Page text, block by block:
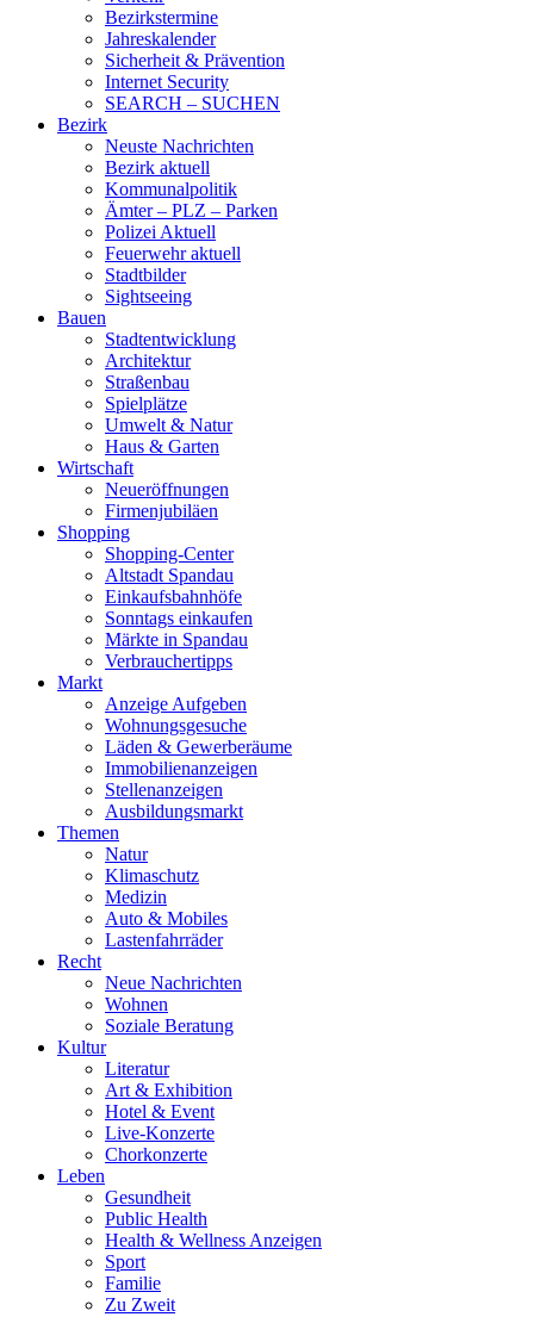
Bezirkstermine
Jahreskalender
Sicherheit & Prävention
Internet Security
SEARCH – SUCHEN
Bezirk
Neuste Nachrichten
Bezirk aktuell
Kommunalpolitik
Ämter – PLZ – Parken
Polizei Aktuell
Feuerwehr aktuell
Stadtbilder
Sightseeing
Bauen
Stadtentwicklung
Architektur
Straßenbau
Spielplätze
Umwelt & Natur
Haus & Garten
Wirtschaft
Neueröffnungen
Firmenjubiläen
Shopping
Shopping-Center
Altstadt Spandau
Einkaufsbahnhöfe
Sonntags einkaufen
Märkte in Spandau
Verbrauchertipps
Markt
Anzeige Aufgeben
Wohnungsgesuche
Läden & Gewerberäume
Immobilienanzeigen
Stellenanzeigen
Ausbildungsmarkt
Themen
Natur
Klimaschutz
Medizin
Auto & Mobiles
Lastenfahrräder
Recht
Neue Nachrichten
Wohnen
Soziale Beratung
Kultur
Literatur
Art & Exhibition
Hotel & Event
Live-Konzerte
Chorkonzerte
Leben
Gesundheit
Public Health
Health & Wellness Anzeigen
Sport
Familie
Zu Zweit